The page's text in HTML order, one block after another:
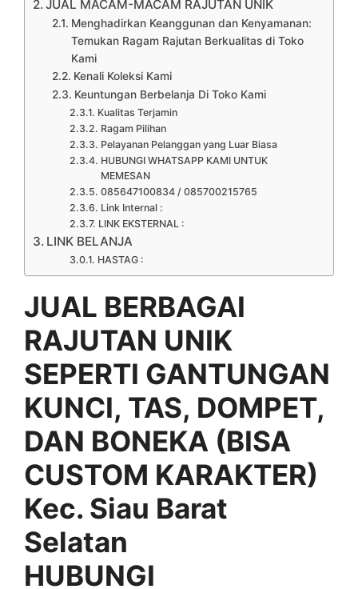
JUAL MACAM-MACAM RAJUTAN UNIK
Menghadirkan Keanggunan dan Kenyamanan:
Temukan Ragam Rajutan Berkualitas di Toko
Kami
Kenali Koleksi Kami
Keuntungan Berbelanja Di Toko Kami
Kualitas Terjamin
Ragam Pilihan
Pelayanan Pelanggan yang Luar Biasa
HUBUNGI WHATSAPP KAMI UNTUK
MEMESAN
085647100834 / 085700215765
Link Internal :
LINK EKSTERNAL :
LINK BELANJA
HASTAG :
JUAL BERBAGAI
RAJUTAN UNIK
SEPERTI GANTUNGAN
KUNCI, TAS, DOMPET,
DAN BONEKA (BISA
CUSTOM KARAKTER)
Kec. Siau Barat
Selatan
HUBUNGI